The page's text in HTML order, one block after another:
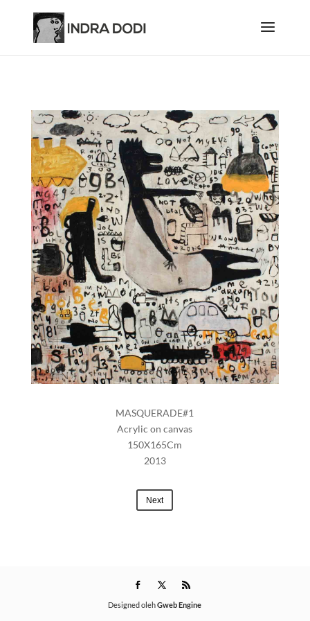
MASQUERADE#1
Acrylic on canvas
150X165Cm
2013
Next
Designed olehGweb Engine